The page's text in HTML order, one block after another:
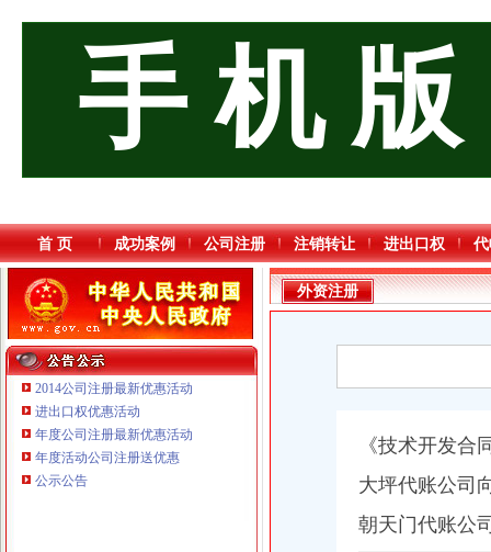
手 机 版
首 页 成功案例 公司注册 注销转让 进出口权
2014公司注册最新优惠活动
进出口权优惠活动
年度公司注册最新优惠活动
年度活动公司注册送优惠
公示公告
外资注册
《技术开发合
大坪代账公司
朝天门代账公